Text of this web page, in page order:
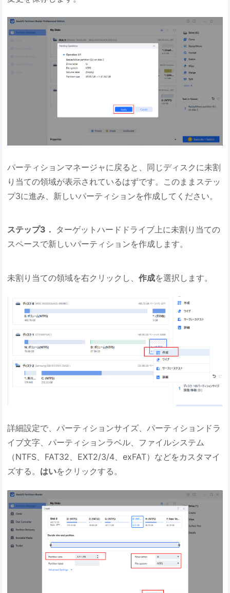
パーティションマネージャに戻ると、同じディスクに未割
り当ての領域が表示されているはずです。このままステッ
プ3に進み、新しいパーティションを作成してください。
ステップ3． ターゲットハードドライブ上に未割り当ての
スペースで新しいパーティションを作成します。
未割り当ての領域を右クリックし、作成を選択します。
詳細設定で、パーティションサイズ、パーティションドラ
イブ文字、パーティションラベル、ファイルシステム
（NTFS、FAT32、EXT2/3/4、exFAT）などをカスタマイ
ズする。 はいをクリックする。